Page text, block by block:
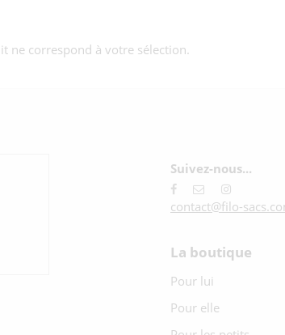
ne correspond à votre sélection.
Suivez-nous...
contact@filo-
La boutique
Pour lui
Pour elle